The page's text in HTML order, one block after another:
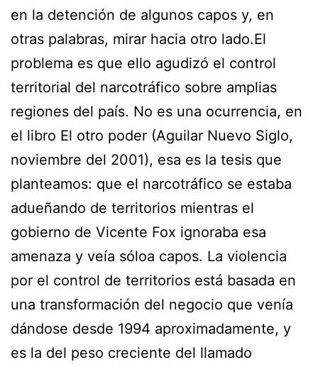
en la detención de algunos capos y, en
otras palabras, mirar hacia otro lado.El
problema es que ello agudizó el control
territorial del narcotráfico sobre amplias
regiones del país. No es una ocurrencia, en
el libro El otro poder (Aguilar Nuevo Siglo,
noviembre del 2001), esa es la tesis que
planteamos: que el narcotráfico se estaba
adueñando de territorios mientras el
gobierno de Vicente Fox ignoraba esa
amenaza y veía sóloa capos. La violencia
por el control de territorios está basada en
una transformación del negocio que venía
dándose desde 1994 aproximadamente, y
es la del peso creciente del llamado